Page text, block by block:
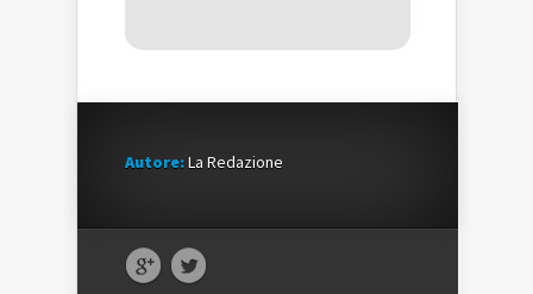
Autore:La Redazione